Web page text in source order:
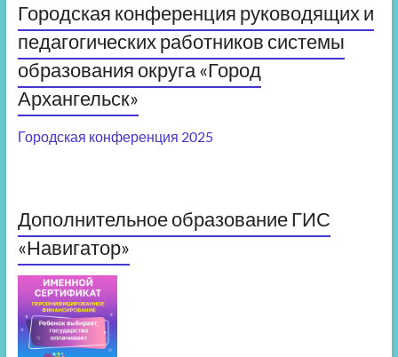
Городская конференция руководящих и
педагогических работников системы
образования округа «Город
Архангельск»
Городская конференция 2025
Дополнительное образование ГИС
«Навигатор»